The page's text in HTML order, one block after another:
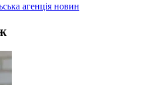
агенція новин